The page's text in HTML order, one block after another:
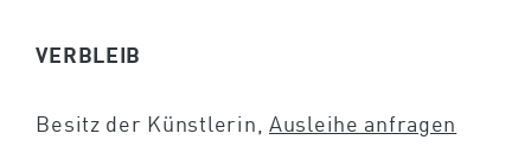
VERBLEIB
Besitz der Künstlerin, Ausleihe anfragen